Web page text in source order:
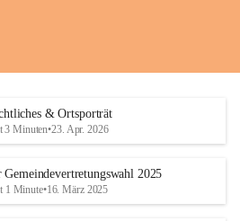
& Ortsporträt
3 Minuten•23. Apr. 2026
Gemeindevertretungswahl 2025
1 Minute•16. März 2025